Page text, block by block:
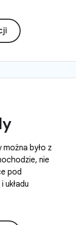
można było z
nie
pod
układu